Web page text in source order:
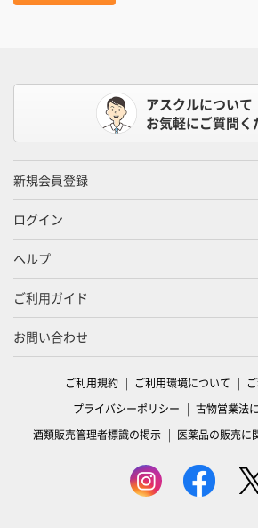
アスクルについて
お気軽にご質問く
新規会員登録
ログイン
ヘルプ
ご利用ガイド
お問い合わせ
ご利用規約 ご利用環境について
プライバシーポリシー
古物営業法
酒類販売管理者標識の掲示
医薬品の販売に